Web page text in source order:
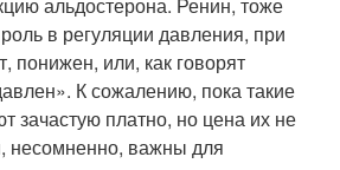
в регуляции давления, при
понижен, или, как говорят
К сожалению, пока такие
зачастую платно, но цена их не
несомненно, важны для